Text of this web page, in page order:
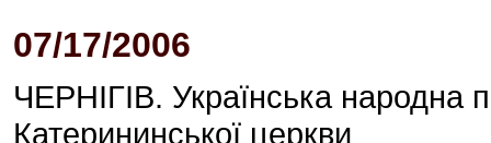
07/17/2006
ЧЕРНІГІВ. Українська народна
Катерининської церкви